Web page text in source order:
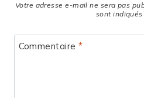
Votre adresse e-mail ne sera pas
sont indiqués
Commentaire *